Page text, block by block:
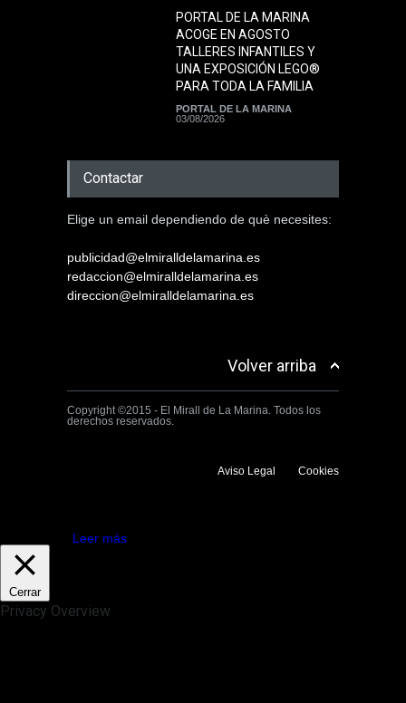
PORTAL DE LA MARINA
ACOGE EN AGOSTO
TALLERES INFANTILES Y
UNA EXPOSICIÓN LEGO®
PARA TODA LA FAMILIA
PORTAL DE LA MARINA
03/08/2026
Contactar
Elige un email dependiendo de què necesites:
publicidad@elmiralldelamarina.es
redaccion@elmiralldelamarina.es
direccion@elmiralldelamarina.es
Volver arriba
Copyright ©2015 - El Mirall de La Marina. Todos los
derechos reservados.
Aviso Legal Cookies
Leer más
Cerrar
Privacy Overview